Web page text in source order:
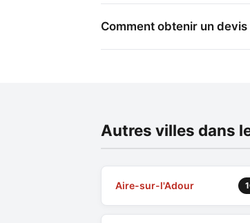
Comment obtenir un
Autres villes dans
Aire-sur-l'Adour